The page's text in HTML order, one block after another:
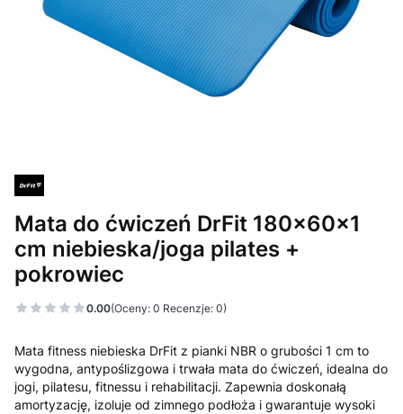
Mata do ćwiczeń DrFit 180x60x1
cm niebieska/joga pilates +
pokrowiec
0.00(Oceny: 0 Recenzje: 0)
Mata fitness niebieska DrFit z pianki NBR o grubości 1 cm to
wygodna, antypoślizgowa i trwała mata do ćwiczeń, idealna do
jogi, pilatesu, fitnessu i rehabilitacji. Zapewnia doskonałą
amortyzację, izoluje od zimnego podłoża i gwarantuje wysoki